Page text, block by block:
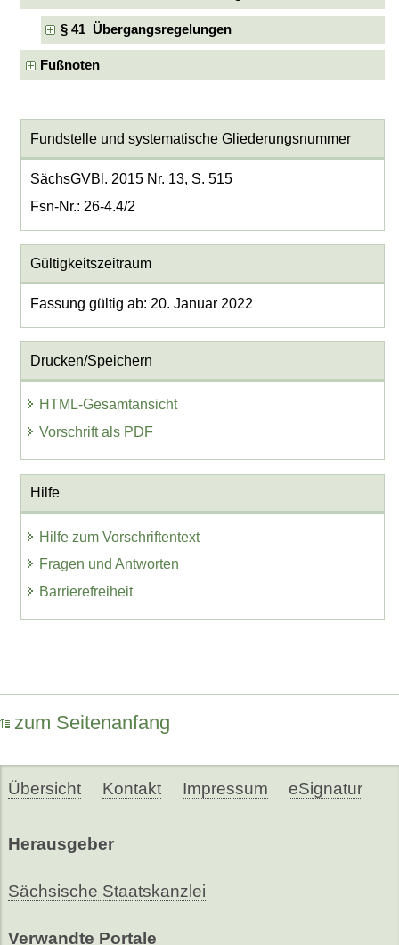
§ 41 Übergangsregelungen
Fußnoten
Fundstelle und systematische Gliederungsnummer
SächsGVBl. 2015 Nr. 13, S. 515
Fsn-Nr.: 26-4.4/2
Gültigkeitszeitraum
Fassung gültig ab: 20. Januar 2022
Drucken/Speichern
HTML-Gesamtansicht
Vorschrift als PDF
Hilfe
Hilfe zum Vorschriftentext
Fragen und Antworten
Barrierefreiheit
zum Seitenanfang
Übersicht Kontakt Impressum eSignatur
Herausgeber
Sächsische Staatskanzlei
Verwandte Portale